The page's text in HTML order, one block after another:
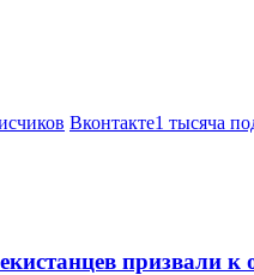
Вконтакте1 тысяча
призвали к